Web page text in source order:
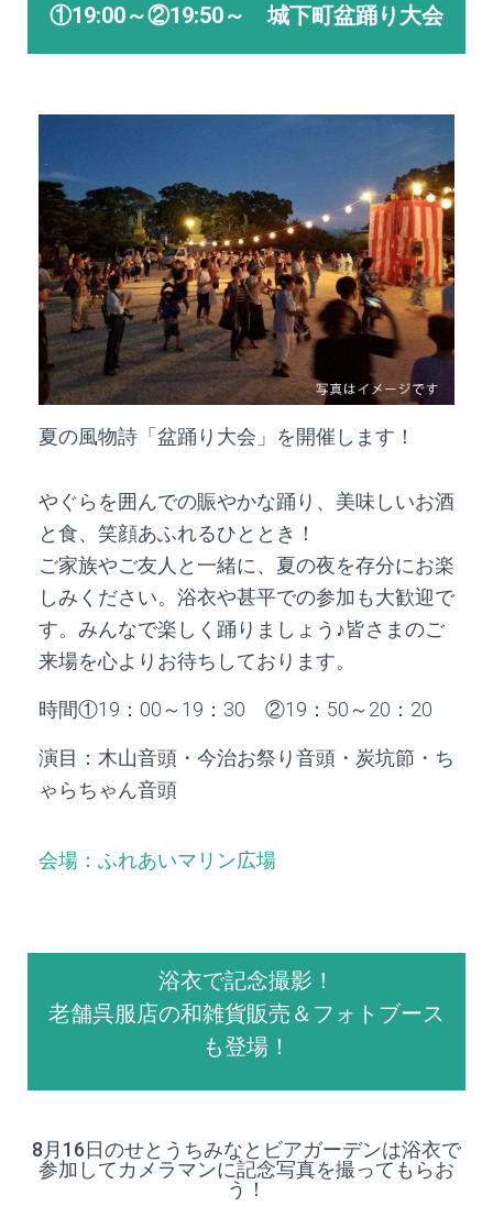
①19:00～②19:50～ 城下町盆踊り大会
夏の風物詩「盆踊り大会」を開催します！
やぐらを囲んでの賑やかな踊り、美味しいお酒
と食、笑顔あふれるひととき！
ご家族やご友人と一緒に、夏の夜を存分にお楽
しみください。浴衣や甚平での参加も大歓迎で
す。みんなで楽しく踊りましょう♪皆さまのご
来場を心よりお待ちしております。
時間①19：00～19：30 ②19：50～20：20
演目：木山音頭・今治お祭り音頭・炭坑節・ち
ゃらちゃん音頭
会場：ふれあいマリン広場
浴衣で記念撮影！
老舗呉服店の和雑貨販売＆フォトブース
も登場！
8月16日のせとうちみなとビアガーデンは浴衣で
参加してカメラマンに記念写真を撮ってもらお
う！